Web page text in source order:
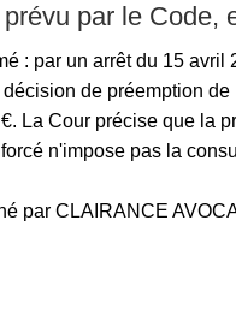
par le Code,
: par un arrêt du 15
de préemption
La Cour précise que la
n'impose pas la
par CLAIRANCE